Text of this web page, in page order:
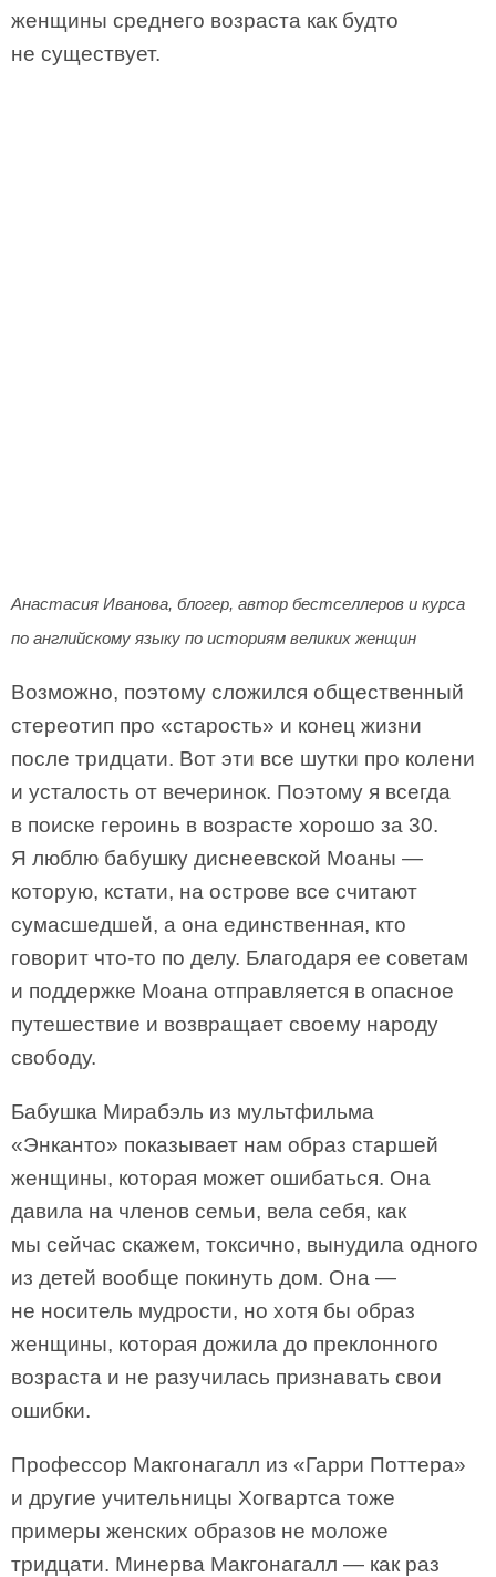
женщины среднего возраста как будто
не существует.
Анастасия Иванова, блогер, автор бестселлеров и курса
по английскому языку по историям великих женщин
Возможно, поэтому сложился общественный
стереотип про «старость» и конец жизни
после тридцати. Вот эти все шутки про колени
и усталость от вечеринок. Поэтому я всегда
в поиске героинь в возрасте хорошо за 30.
Я люблю бабушку диснеевской Моаны —
которую, кстати, на острове все считают
сумасшедшей, а она единственная, кто
говорит что-то по делу. Благодаря ее советам
и поддержке Моана отправляется в опасное
путешествие и возвращает своему народу
свободу.
Бабушка Мирабэль из мультфильма
«Энканто» показывает нам образ старшей
женщины, которая может ошибаться. Она
давила на членов семьи, вела себя, как
мы сейчас скажем, токсично, вынудила одного
из детей вообще покинуть дом. Она —
не носитель мудрости, но хотя бы образ
женщины, которая дожила до преклонного
возраста и не разучилась признавать свои
ошибки.
Профессор Макгонагалл из «Гарри Поттера»
и другие учительницы Хогвартса тоже
примеры женских образов не моложе
тридцати. Минерва Макгонагалл — как раз